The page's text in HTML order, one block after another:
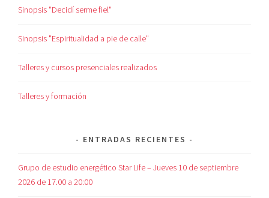
Sinopsis "Decidí serme fiel"
Sinopsis "Espiritualidad a pie de calle"
Talleres y cursos presenciales realizados
Talleres y formación
ENTRADAS RECIENTES
Grupo de estudio energético Star Life – Jueves 10 de septiembre
2026 de 17.00 a 20:00